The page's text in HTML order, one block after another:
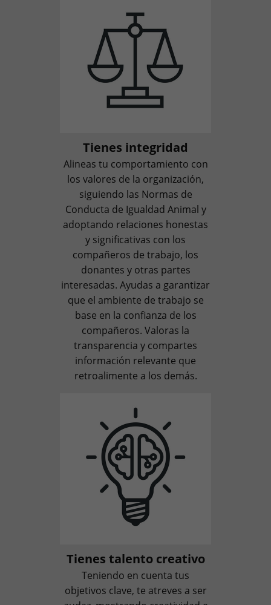
Tienes integridad
Alineas tu comportamiento con
los valores de la organización,
siguiendo las Normas de
Conducta de Igualdad Animal y
adoptando relaciones honestas
y significativas con los
compañeros de trabajo, los
donantes y otras partes
interesadas. Ayudas a garantizar
que el ambiente de trabajo se
base en la confianza de los
compañeros. Valoras la
transparencia y compartes
información relevante que
retroalimente a los demás.
Tienes talento creativo
Teniendo en cuenta tus
objetivos clave, te atreves a ser